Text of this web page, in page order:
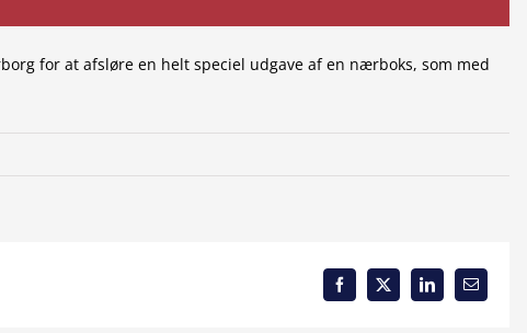
for at afsløre en helt speciel udgave af en nærboks, som med
Facebook
X LinkedInEmail